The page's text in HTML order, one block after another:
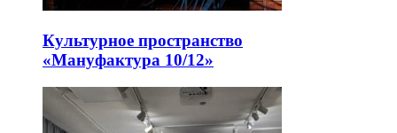
Культурное пространство
«Мануфактура 10/12»